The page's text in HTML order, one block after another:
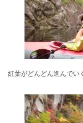
紅葉がどんどん進んでい